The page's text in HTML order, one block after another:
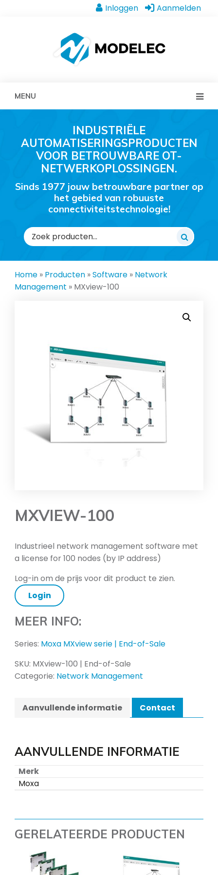
Inloggen Aanmelden
MENU
INDUSTRIËLE
AUTOMATISERINGSPRODUCTEN
VOOR BETROUWBARE OT-
NETWERKOPLOSSINGEN.
Sinds 1977 jouw betrouwbare partner op
het gebied van robuuste
connectiviteitstechnologie!
Zoeken
naar:
Home » Producten »Software » Network
Management » MXview-100
MXVIEW-100
Industrieel network management software met
a license for 100 nodes (by IP address)
Log-in om de prijs voor dit product te zien.
Login
MEER INFO:
Series: Moxa MXview serie | End-of-Sale
SKU: MXview-100 | End-of-Sale
Categorie: Network Management
Aanvullende informatie Contact
AANVULLENDE INFORMATIE
Merk
Moxa
GERELATEERDE PRODUCTEN